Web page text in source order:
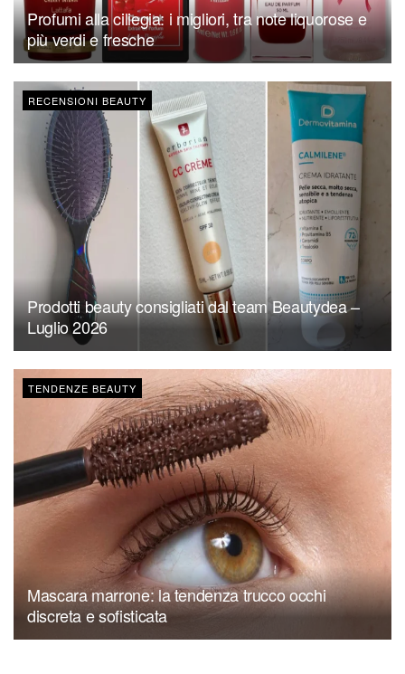
Profumi alla ciliegia: i migliori, tra note liquorose e
più verdi e fresche
RECENSIONI BEAUTY
Prodotti beauty consigliati dal team Beautydea –
Luglio 2026
TENDENZE BEAUTY
Mascara marrone: la tendenza trucco occhi
discreta e sofisticata